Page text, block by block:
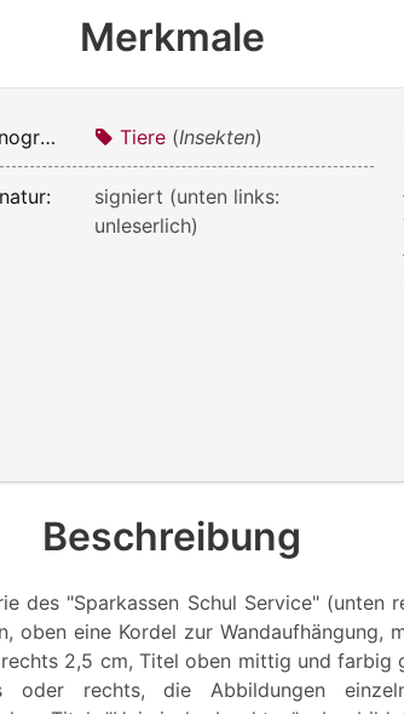
Merkmale
Ikonografie: Tiere(Insekten)
signiert (unten links:
unleserlich)
Beschreibung
des "Sparkassen Schul Service" (unten
oben eine Kordel zur Wandaufhängung,
2,5 cm, Titel oben mittig und farbig
oder rechts, die Abbildungen